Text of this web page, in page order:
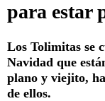
para estar
Los Tolimitas se
Navidad que
plano y viejito,
de ellos.